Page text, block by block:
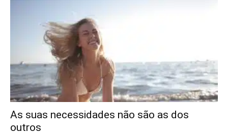
As suas necessidades não são as dos
outros